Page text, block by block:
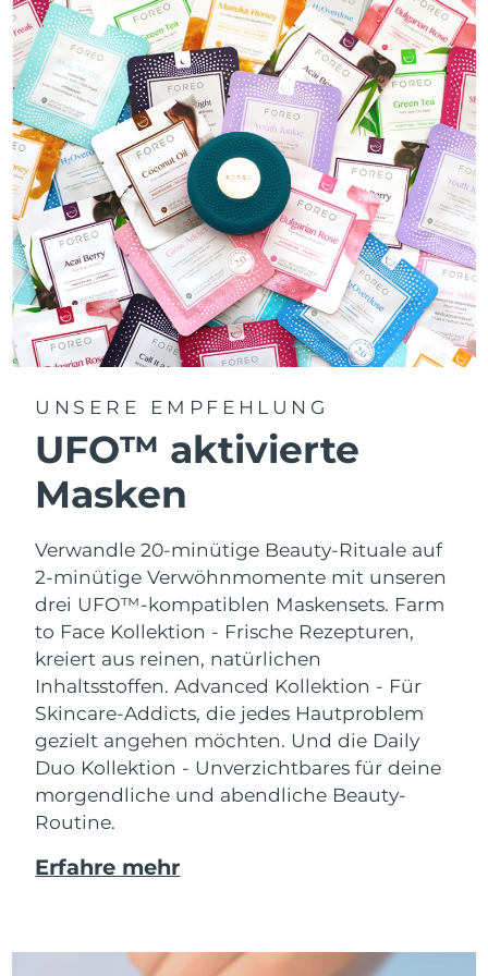
UNSERE EMPFEHLUNG
UFO™ aktivierte
Masken
Verwandle 20-minütige Beauty-Rituale auf
2-minütige Verwöhnmomente mit unseren
drei UFO™-kompatiblen Maskensets. Farm
to Face Kollektion - Frische Rezepturen,
kreiert aus reinen, natürlichen
Inhaltsstoffen. Advanced Kollektion - Für
Skincare-Addicts, die jedes Hautproblem
gezielt angehen möchten. Und die Daily
Duo Kollektion - Unverzichtbares für deine
morgendliche und abendliche Beauty-
Routine.
Erfahre mehr